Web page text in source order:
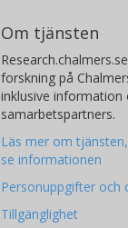
Om tjänsten
forskning på
inklusive information
samarbetspartners.
Läs mer om
se informationen
Personuppgifter och
Tillgänglighet